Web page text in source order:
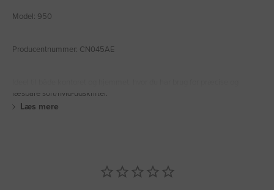
Model: 950
Producentnummer: CN045AE
læsbare sort/hvid-udskrifter.
Læs mere